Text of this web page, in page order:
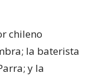
chileno
la baterista
y la